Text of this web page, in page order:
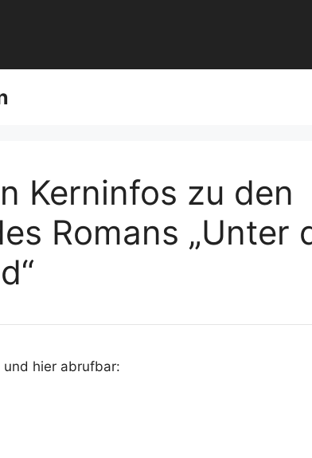
Kerninfos zu den
Romans „Unter
hier abrufbar: